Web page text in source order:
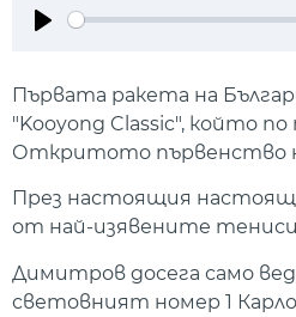
Първата ракета на
"Kooyong Classic", който
Откритото първенство
През настоящия
от най-изявените
Димитров досега само
световният номер 1